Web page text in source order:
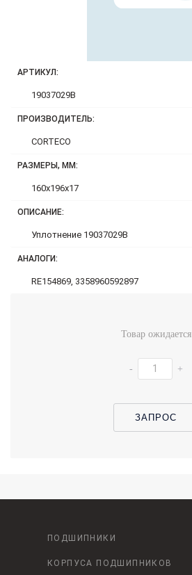
АРТИКУЛ:
19037029B
ПРОИЗВОДИТЕЛЬ:
CORTECO
РАЗМЕРЫ, ММ:
160x196x17
ОПИСАНИЕ:
Уплотнение 19037029B
АНАЛОГИ:
RE154869, 3358960592897
Товар ожидается
- +
ЗАПРОС
ПОДШИПНИКИ
КОРПУСА ПОДШИПНИКОВ